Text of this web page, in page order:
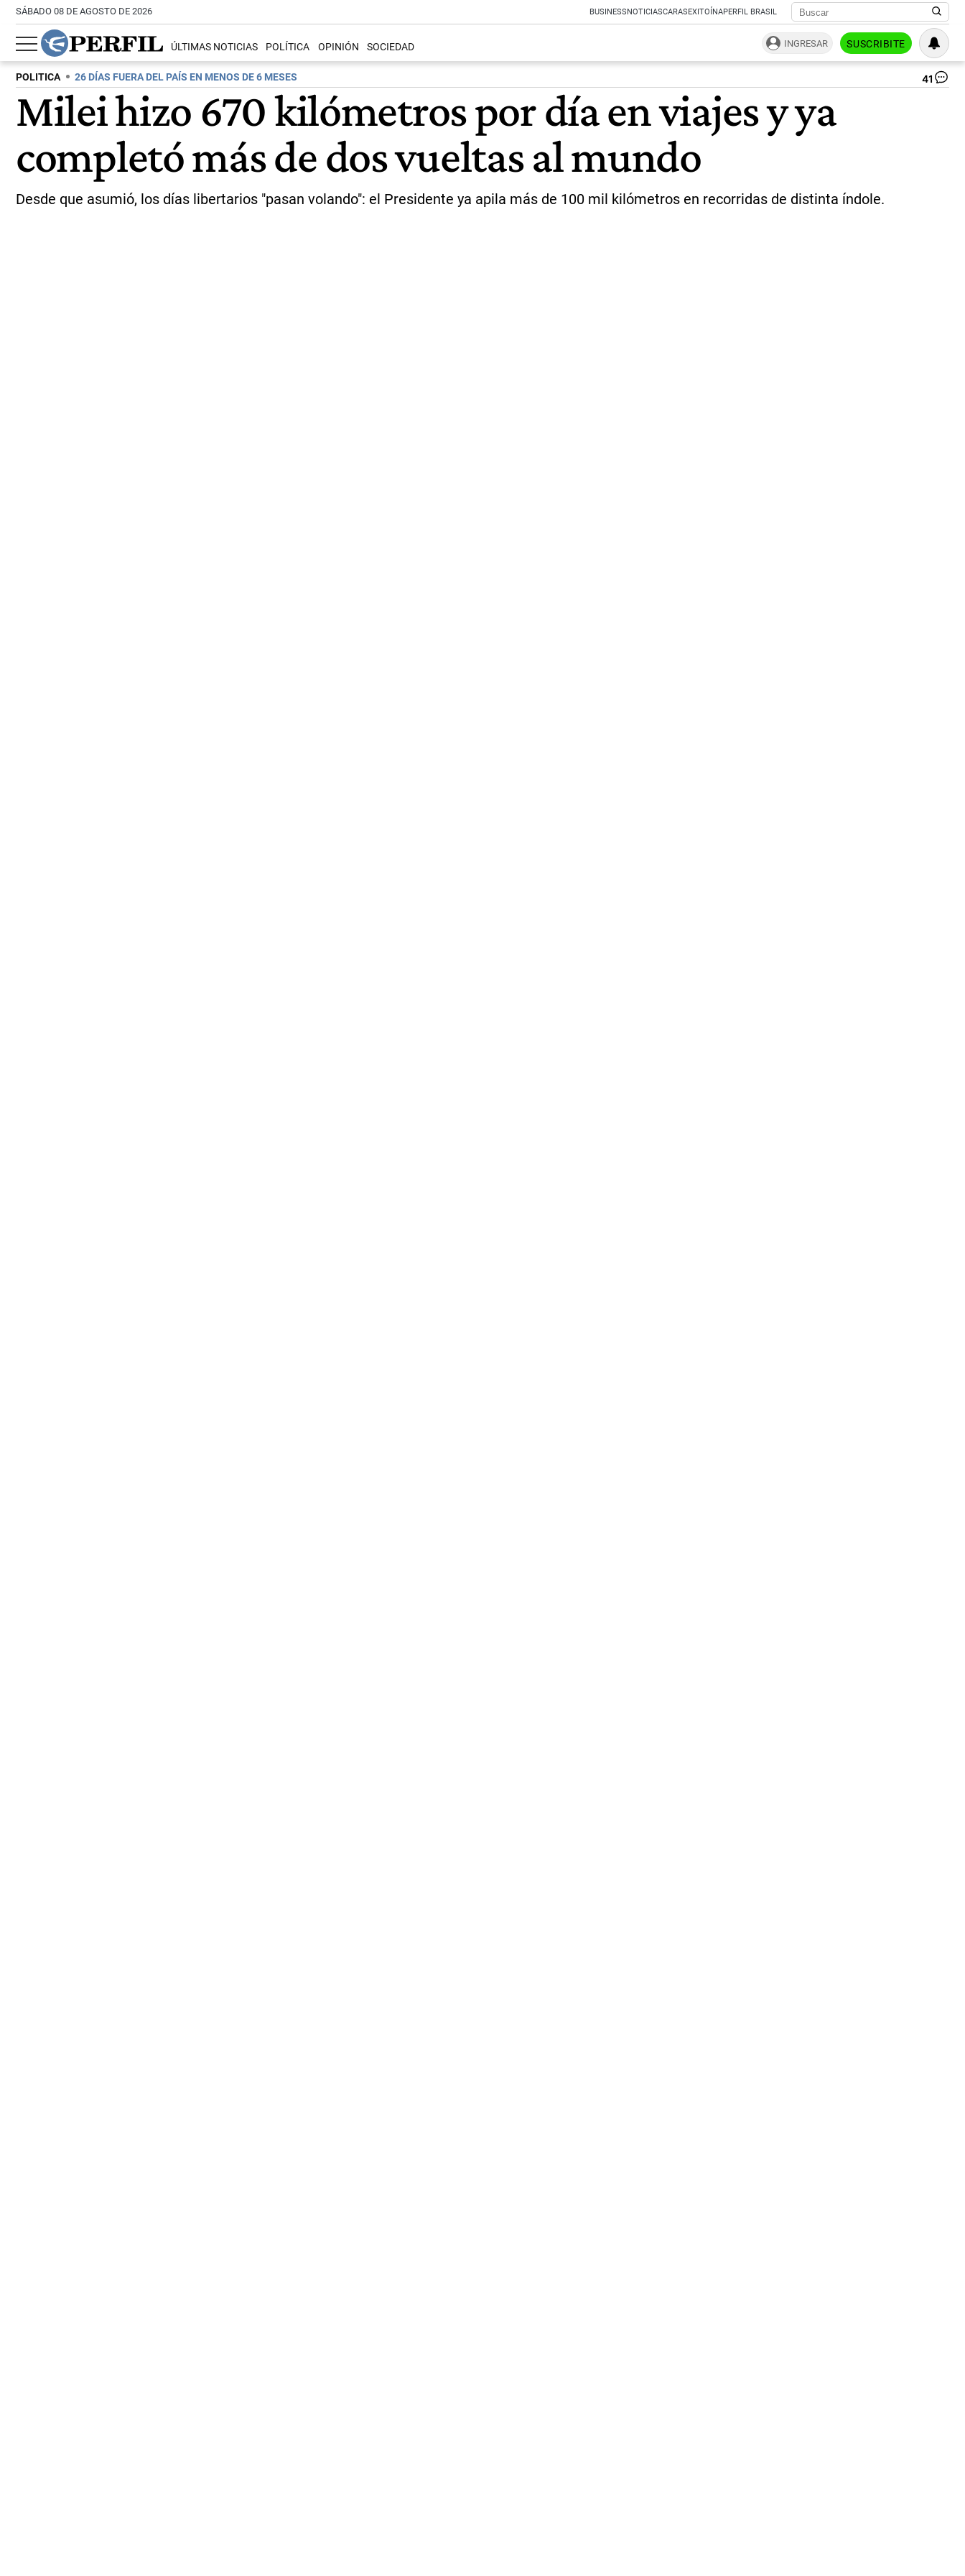
SÁBADO 08 DE AGOSTO DE 2026 BUSINESSNOTICIASCARASEXITOÍNAPERFIL BRASIL
ÚLTIMAS NOTICIAS POLÍTICA OPINIÓN SOCIEDAD INGRESAR SUSCRIBITE
POLITICA 26 DÍAS FUERA DEL PAÍS EN MENOS DE 6 MESES 41
Milei hizo 670 kilómetros por día en viajes y ya
completó más de dos vueltas al mundo
Desde que asumió, los días libertarios "pasan volando": el Presidente ya apila más de 100 mil kilómetros en recorridas de distinta índole.